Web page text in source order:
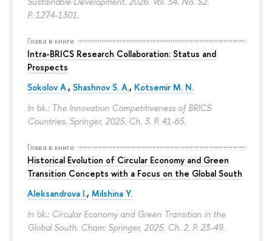
P. 1274-1301.
Глава в книге
Intra-BRICS Research Collaboration: Status and
Prospects
Sokolov A., Shashnov S. A., Kotsemir M. N.
In bk.: The Innovation Competitiveness of BRICS
Countries. Springer, 2025. Ch. 3. P. 41-65.
Глава в книге
Historical Evolution of Circular Economy and Green
Transition Concepts with a Focus on the Global South
Aleksandrova I., Milshina Y.
In bk.: Circular Economy and Green Transition in the
Global South. Cham: Springer, 2025. Ch. 2. P. 23-49.